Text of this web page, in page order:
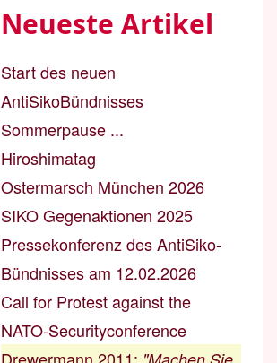
Neueste Artikel
Start des neuen
AntiSikoBündnisses
Sommerpause ...
Hiroshimatag
Ostermarsch München 2026
SIKO Gegenaktionen 2025
Pressekonferenz des AntiSiko-
Bündnisses am 12.02.2026
Call for Protest against the
NATO-Securityconference